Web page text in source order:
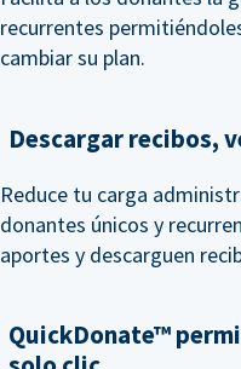
recurrentes
cambiar su plan.
Descargar recibos,
Reduce tu carga
donantes únicos y
aportes y descarguen
QuickDonate™